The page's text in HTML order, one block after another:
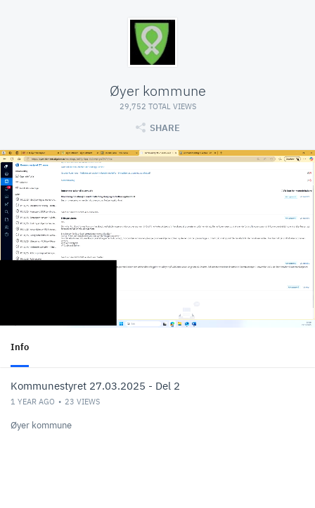
Øyer kommune
29,752 TOTAL VIEWS
SHARE
Info
Kommunestyret 27.03.2025 - Del 2
1 YEAR AGO 23 VIEWS
Øyer kommune